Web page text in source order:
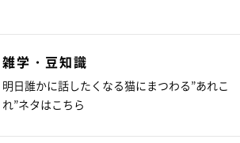
雑学・豆知識
明日誰かに話したくなる猫にまつわる”あれこ
れ”ネタはこちら